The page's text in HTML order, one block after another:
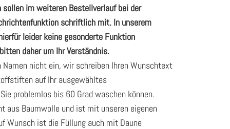
sollen im weiteren Bestellverlauf bei der
schriftlich mit. In unserem
leider keine gesonderte Funktion
daher um Ihr Verständnis.
nicht ein, wir schreiben Ihren Wunschtext
auf Ihr ausgewähltes
problemlos bis 60 Grad waschen können.
aus Baumwolle und ist mit unseren eigenen
Wunsch ist die Füllung auch mit Daune